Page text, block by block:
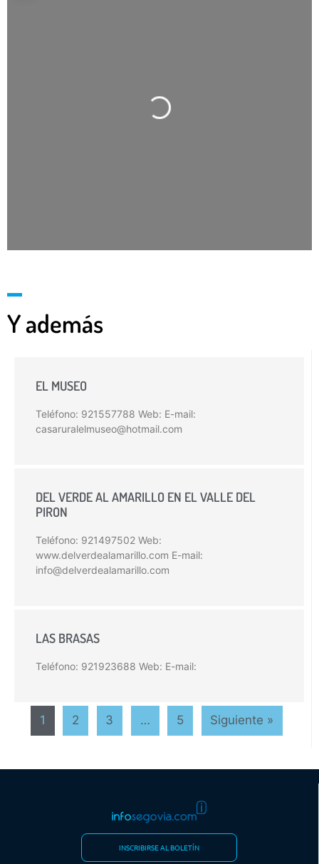
Cargando…
Y además
EL MUSEO
Teléfono: 921557788 Web: E-mail:
casaruralelmuseo@hotmail.com
DEL VERDE AL AMARILLO EN EL VALLE DEL
PIRON
Teléfono: 921497502 Web:
www.delverdealamarillo.com E-mail:
info@delverdealamarillo.com
LAS BRASAS
Teléfono: 921923688 Web: E-mail:
1 2 3 … 5 Siguiente »
INSCRIBIRSE AL BOLETÍN